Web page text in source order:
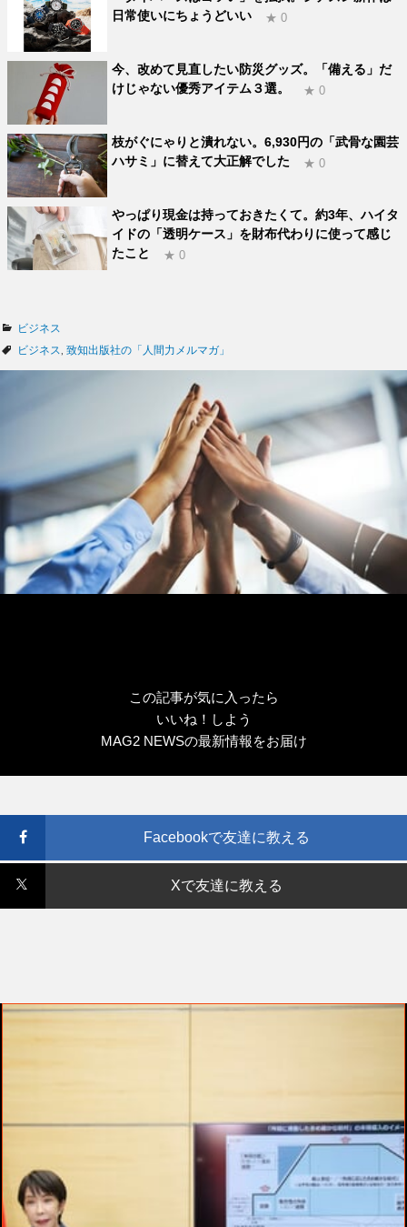
日常使いにちょうどいい
★ 0
今、改めて見直したい防災グッズ。「備える」だ
けじゃない優秀アイテム３選。
★ 0
枝がぐにゃりと潰れない。6,930円の「武骨な園芸
ハサミ」に替えて大正解でした
★ 0
やっぱり現金は持っておきたくて。約3年、ハイタ
イドの「透明ケース」を財布代わりに使って感じ
たこと
★ 0
カ
テ
ビジネス
タ
ビジネス 致知出版社の「人間力メルマガ」
この記事が気に入ったら
いいね！しよう
MAG2 NEWSの最新情報をお届け
Facebookで友達に教える
Xで友達に教える